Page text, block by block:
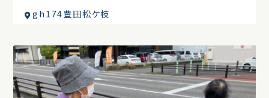
gh174豊田松ケ枝